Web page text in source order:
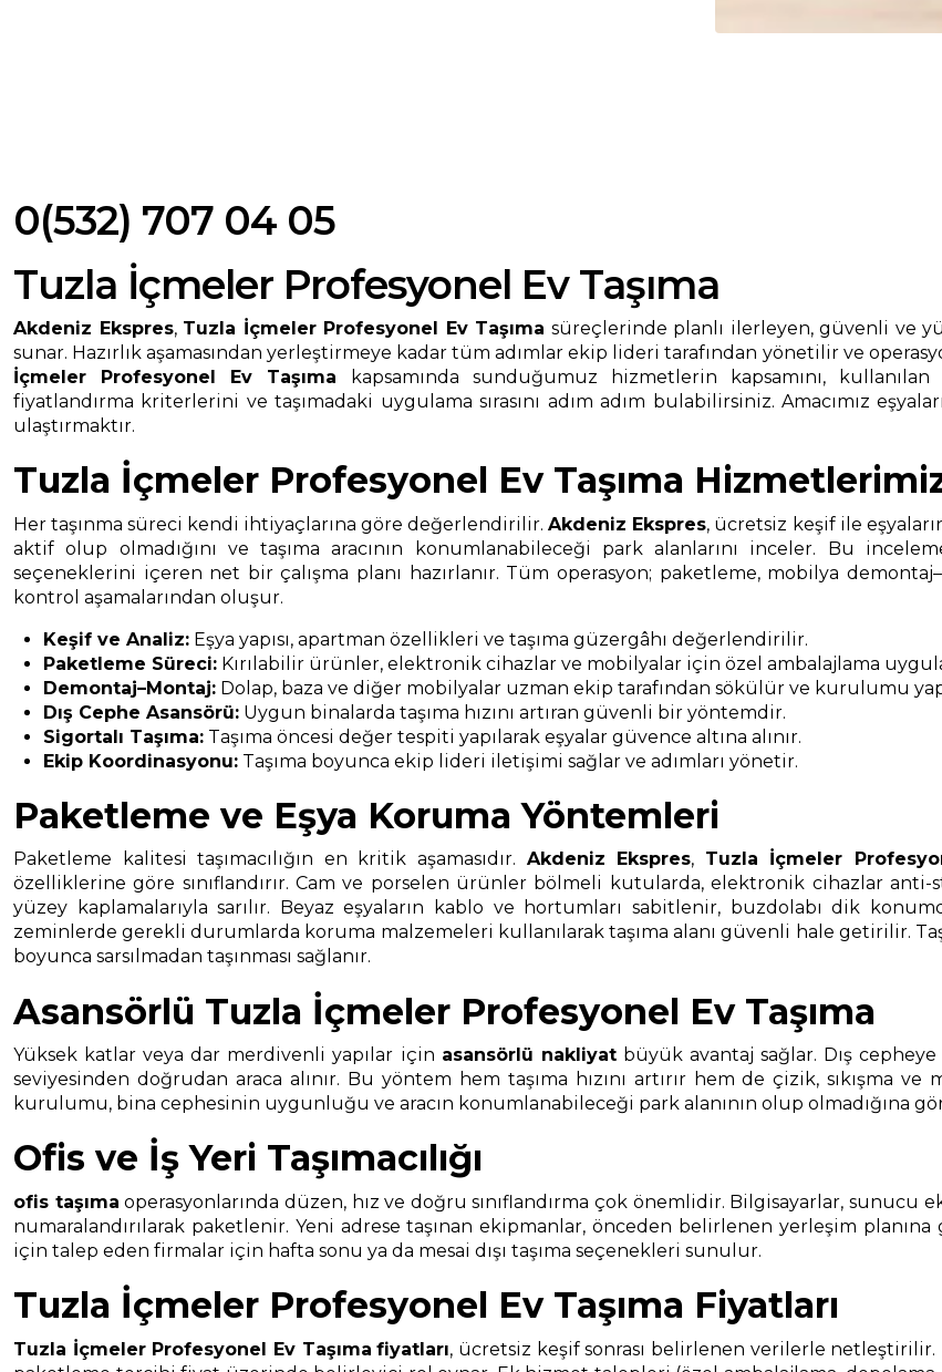
0(532) 707 04 05
Tuzla İçmeler Profesyonel Ev Taşıma
Akdeniz Ekspres, Tuzla İçmeler Profesyonel Ev Taşıma süreçlerinde planlı ilerleyen, güvenli ve
sunar. Hazırlık aşamasından yerleştirmeye kadar tüm adımlar ekip lideri tarafından yönetilir ve
İçmeler Profesyonel Ev Taşıma kapsamında sunduğumuz hizmetlerin kapsamını,
fiyatlandırma kriterlerini ve taşımadaki uygulama sırasını adım adım bulabilirsiniz. Amacımız
ulaştırmaktır.
Tuzla İçmeler Profesyonel Ev Taşıma
Her taşınma süreci kendi ihtiyaçlarına göre değerlendirilir.Akdeniz Ekspres, ücretsiz keşif ile
aktif olup olmadığını ve taşıma aracının konumlanabileceği park alanlarını inceler. Bu
seçeneklerini içeren net bir çalışma planı hazırlanır. Tüm operasyon; paketleme, mobilya
kontrol aşamalarından oluşur.
Keşif ve Analiz: Eşya yapısı, apartman özellikleri ve taşıma güzergâhı değerlendirilir.
Paketleme Süreci: Kırılabilir ürünler, elektronik cihazlar ve mobilyalar için özel ambalajlama
Demontaj–Montaj: Dolap, baza ve diğer mobilyalar uzman ekip tarafından sökülür ve kurulumu
Dış Cephe Asansörü: Uygun binalarda taşıma hızını artıran güvenli bir yöntemdir.
Sigortalı Taşıma: Taşıma öncesi değer tespiti yapılarak eşyalar güvence altına alınır.
Ekip Koordinasyonu: Taşıma boyunca ekip lideri iletişimi sağlar ve adımları yönetir.
Paketleme ve Eşya Koruma Yöntemleri
Paketleme kalitesi taşımacılığın en kritik aşamasıdır. Akdeniz Ekspres, Tuzla İçmeler
özelliklerine göre sınıflandırır. Cam ve porselen ürünler bölmeli kutularda, elektronik cihazlar
yüzey kaplamalarıyla sarılır. Beyaz eşyaların kablo ve hortumları sabitlenir, buzdolabı dik
zeminlerde gerekli durumlarda koruma malzemeleri kullanılarak taşıma alanı güvenli hale getirilir.
boyunca sarsılmadan taşınması sağlanır.
Asansörlü Tuzla İçmeler Profesyonel Ev Taşıma
Yüksek katlar veya dar merdivenli yapılar için asansörlü nakliyatbüyük avantaj sağlar. Dış
seviyesinden doğrudan araca alınır. Bu yöntem hem taşıma hızını artırır hem de çizik, sıkışma
kurulumu, bina cephesinin uygunluğu ve aracın konumlanabileceği park alanının olup olmadığına göre
Ofis ve İş Yeri Taşımacılığı
ofis taşıma operasyonlarında düzen, hız ve doğru sınıflandırma çok önemlidir. Bilgisayarlar, sunucu
numaralandırılarak paketlenir. Yeni adrese taşınan ekipmanlar, önceden belirlenen yerleşim planına
için talep eden firmalar için hafta sonu ya da mesai dışı taşıma seçenekleri sunulur.
Tuzla İçmeler Profesyonel Ev Taşıma Fiyatları
Tuzla İçmeler Profesyonel Ev Taşıma fiyatları, ücretsiz keşif sonrası belirlenen verilerle netleştirilir.